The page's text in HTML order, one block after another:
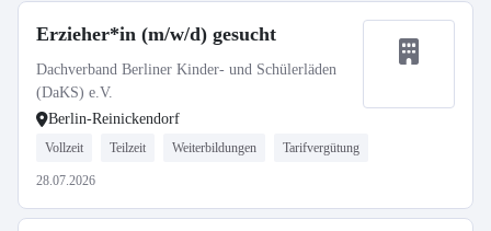
Erzieher*in (m/w/d) gesucht
Dachverband Berliner Kinder- und Schülerläden
(DaKS) e.V.
Berlin-Reinickendorf
Vollzeit Teilzeit Weiterbildungen Tarifvergütung
28.07.2026